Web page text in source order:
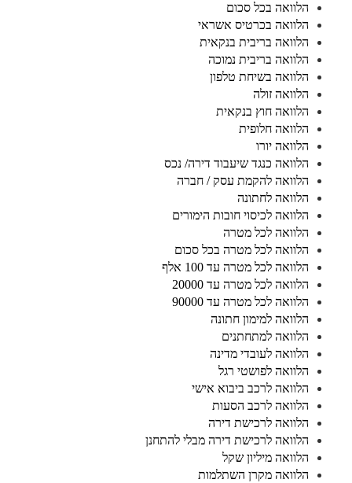
הלוואה בכל סכום
הלוואה בכרטיס אשראי
הלוואה בריבית בנקאית
הלוואה בריבית נמוכה
הלוואה בשיחת טלפון
הלוואה זולה
הלוואה חוץ בנקאית
הלוואה חלופית
הלוואה יורו
הלוואה כנגד שיעבוד דירה/ נכס
הלוואה להקמת עסק / חברה
הלוואה לחתונה
הלוואה לכיסוי חובות הימורים
הלוואה לכל מטרה
הלוואה לכל מטרה בכל סכום
הלוואה לכל מטרה עד 100 אלף
הלוואה לכל מטרה עד 20000
הלוואה לכל מטרה עד 90000
הלוואה למימון חתונה
הלוואה למתחתנים
הלוואה לעובדי מדינה
הלוואה לפושטי רגל
הלוואה לרכב ביבוא אישי
הלוואה לרכב הסעות
הלוואה לרכישת דירה
הלוואה לרכישת דירה מבלי להתחנן
הלוואה מיליון שקל
הלוואה מקרן השתלמות